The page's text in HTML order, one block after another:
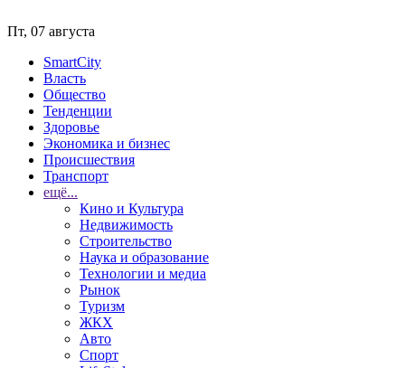
Пт, 07 августа
SmartCity
Власть
Общество
Тенденции
Здоровье
Экономика и бизнес
Происшествия
Транспорт
ещё...
Кино и Культура
Недвижимость
Строительство
Наука и образование
Технологии и медиа
Рынок
Туризм
ЖКХ
Авто
Спорт